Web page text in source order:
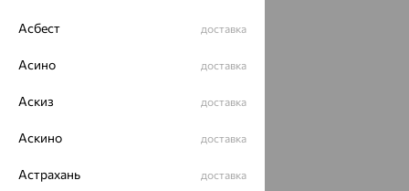
Магазины
ул. Зегеля, 27/2
Асбест доставка
Асино доставка
Аскиз доставка
Аскино доставка
Астрахань доставка